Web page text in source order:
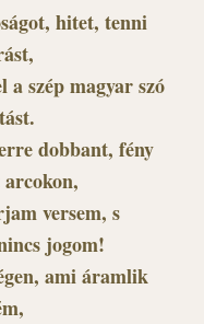
hitet, tenni
szép magyar szó
dobbant, fény
versem, s
jogom!
ami áramlik